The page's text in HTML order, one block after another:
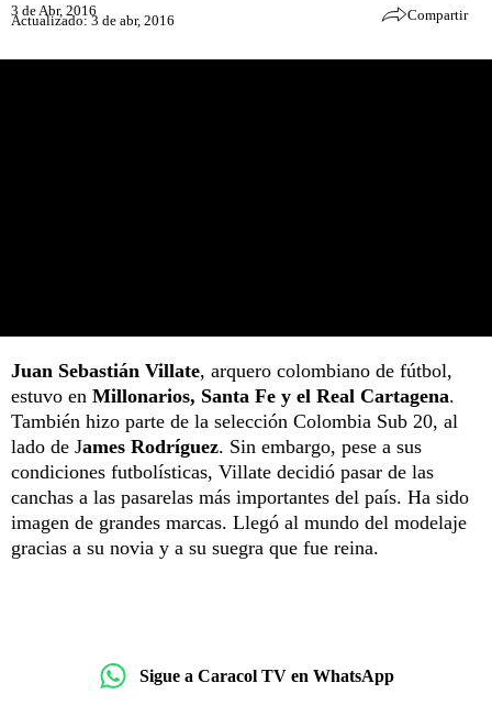
3 de Abr, 2016
Actualizado: 3 de abr, 2016 Compartir
Juan Sebastián Villate, arquero colombiano de fútbol,
estuvo en Millonarios, Santa Fe y el Real Cartagena.
También hizo parte de la selección Colombia Sub 20, al
lado de James Rodríguez. Sin embargo, pese a sus
condiciones futbolísticas, Villate decidió pasar de las
canchas a las pasarelas más importantes del país. Ha sido
imagen de grandes marcas. Llegó al mundo del modelaje
gracias a su novia y a su suegra que fue reina.
Sigue a Caracol TV en WhatsApp